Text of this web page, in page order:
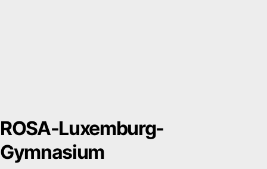
ROSA-Luxemburg-
Gymnasium